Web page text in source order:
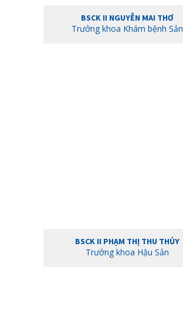
BSCK II NGUYỄN MAI THƠ
Trưởng khoa Khám bệnh Sản
BSCK II PHẠM THỊ THU THỦY
Trưởng khoa Hậu Sản